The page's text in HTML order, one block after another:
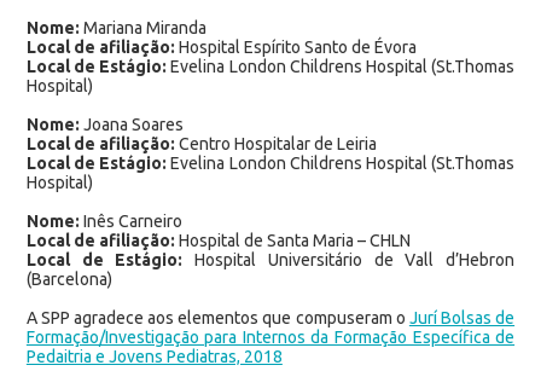
Nome: Mariana Miranda
Local de afiliação: Hospital Espírito Santo de Évora
Local de Estágio:Evelina London Childrens Hospital (St.Thomas
Hospital)
Nome: Joana Soares
Local de afiliação: Centro Hospitalar de Leiria
Local de Estágio: Evelina London Childrens Hospital (St.Thomas
Hospital)
Nome: Inês Carneiro
Local de afiliação: Hospital de Santa Maria – CHLN
Local de Estágio: Hospital Universitário de Vall d’Hebron
(Barcelona)
A SPP agradece aos elementos que compuseram o Jurí Bolsas de
Formação/Investigação para Internos da Formação Específica de
Pedaitria e Jovens Pediatras, 2018